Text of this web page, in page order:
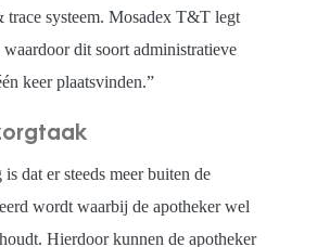
systeem. Mosadex T&T legt
dit soort administratieve
keer plaatsvinden.”
dat er steeds meer buiten de
wordt waarbij de apotheker wel
Hierdoor kunnen de apotheker